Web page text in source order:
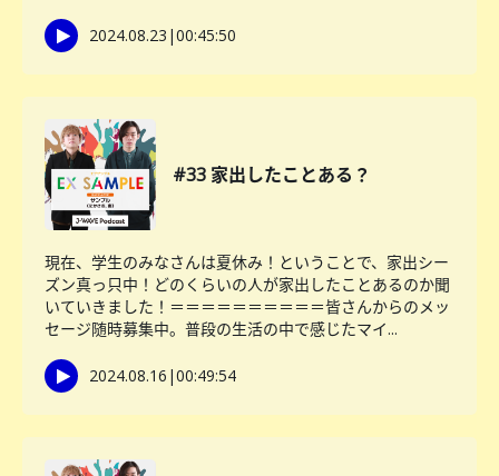
2024.08.23 |00:45:50
#33 家出したことある？
現在、学生のみなさんは夏休み！ということで、家出シー
ズン真っ只中！どのくらいの人が家出したことあるのか聞
いていきました！＝＝＝＝＝＝＝＝＝＝皆さんからのメッ
セージ随時募集中。普段の生活の中で感じたマイ...
2024.08.16 |00:49:54